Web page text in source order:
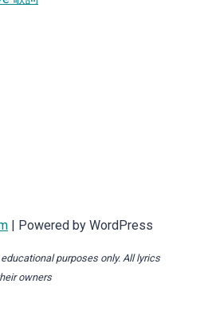
| Powered by WordPress
purposes only. All lyrics
owners